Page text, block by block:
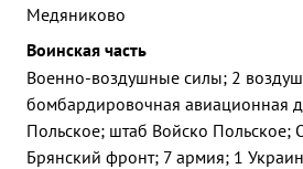
Медяниково
Воинская часть
Военно-воздушные силы; 2
бомбардировочная авиационная
Польское; штаб Войско Польское;
Брянский фронт; 7 армия; 1